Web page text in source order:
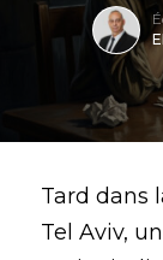
Tard dans
Tel Aviv,